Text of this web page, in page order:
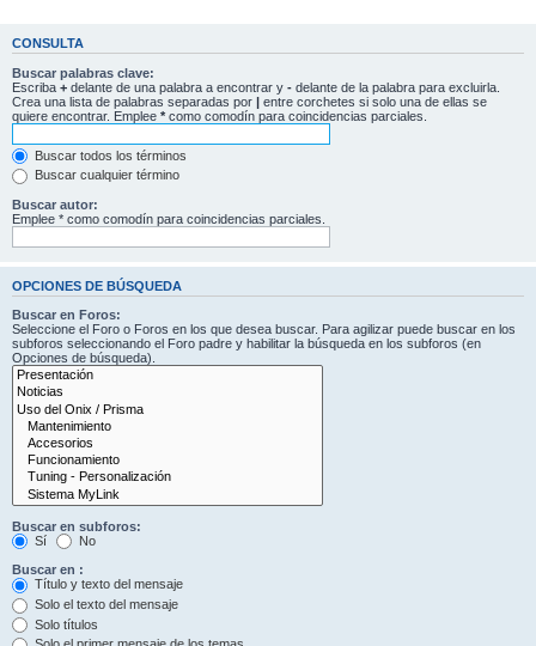
CONSULTA
Buscar palabras clave:
Escriba + delante de una palabra a encontrar y - delante de la palabra para excluirla.
Crea una lista de palabras separadas por | entre corchetes si solo una de ellas se
quiere encontrar. Emplee * como comodín para coincidencias parciales.
Buscar todos los términos
Buscar cualquier término
Buscar autor:
Emplee * como comodín para coincidencias parciales.
OPCIONES DE BÚSQUEDA
Buscar en Foros:
Seleccione el Foro o Foros en los que desea buscar. Para agilizar puede buscar en los
subforos seleccionando el Foro padre y habilitar la búsqueda en los subforos (en
Opciones de búsqueda).
Buscar en subforos:
Sí
No
Buscar en :
Título y texto del mensaje
Solo el texto del mensaje
Solo títulos